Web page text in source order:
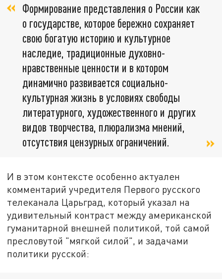
Формирование представления о России как
о государстве, которое бережно сохраняет
свою богатую историю и культурное
наследие, традиционные духовно-
нравственные ценности и в котором
динамично развивается социально-
культурная жизнь в условиях свободы
литературного, художественного и других
видов творчества, плюрализма мнений,
отсутствия цензурных ограничений.
И в этом контексте особенно актуален
комментарий учредителя Первого русского
телеканала Царьград, который указал на
удивительный контраст между американской
гуманитарной внешней политикой, той самой
пресловутой "мягкой силой", и задачами
политики русской: